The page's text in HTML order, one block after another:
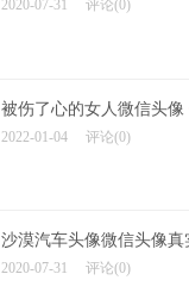
2020-07-31 评论(0)
被伤了心的女人微信头像
2022-01-04 评论(0)
沙漠汽车头像微信头像真
2020-07-31 评论(0)